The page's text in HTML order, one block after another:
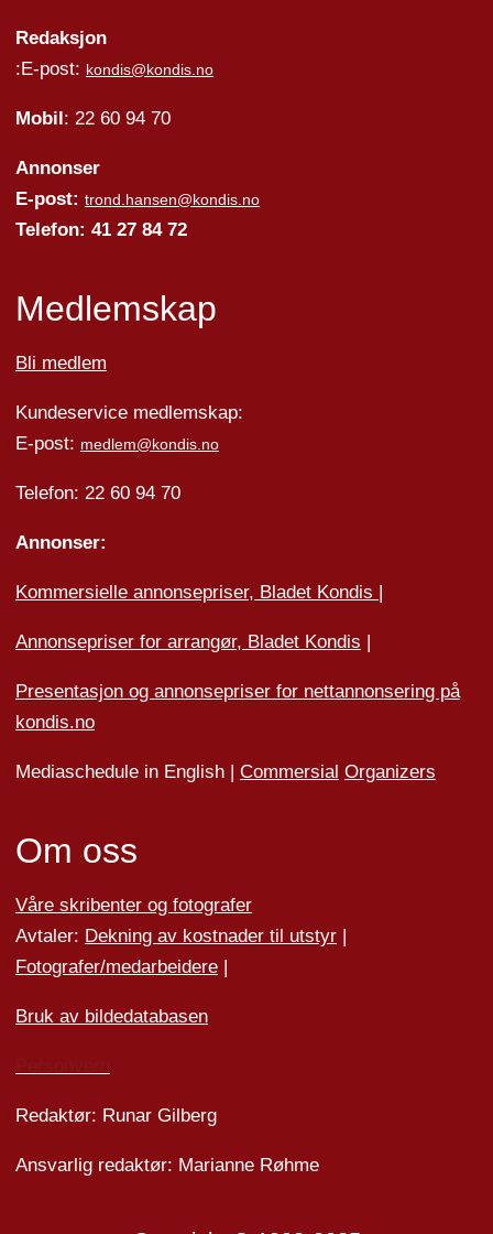
Redaksjon
:E-post: kondis@kondis.no
Mobil: 22 60 94 70
Annonser
E-post: trond.hansen@kondis.no
Telefon: 41 27 84 72
Medlemskap
Bli medlem
Kundeservice medlemskap:
E-post: medlem@kondis.no
Telefon: 22 60 94 70
Annonser:
Kommersielle annonsepriser, Bladet Kondis |
Annonsepriser for arrangør, Bladet Kondis |
Presentasjon og annonsepriser for nettannonsering på
kondis.no
Mediaschedule in English | Commersial Organizers
Om oss
Våre skribenter og fotografer
Avtaler: Dekning av kostnader til utstyr|
Fotografer/medarbeidere|
Bruk av bildedatabasen
Redaktør: Runar Gilberg
Ansvarlig redaktør: Marianne Røhme